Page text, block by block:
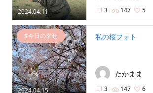
2024.04.11 3 147 5
2024.04.15
#今日の幸せ 私の桜フォト
たかまま
3 147 6